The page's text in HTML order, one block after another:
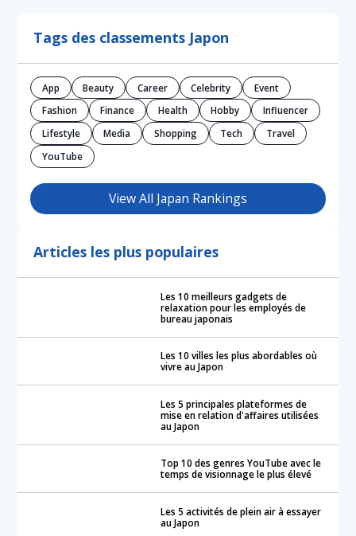
Tags des classements Japon
App Beauty Career Celebrity
Event
Fashion
Finance Health Hobby
Influencer
Lifestyle
Media Shopping Tech
Travel
YouTube
View All Japan Rankings
Articles les plus populaires
Les 10 meilleurs gadgets de
relaxation pour les employés de
bureau japonais
Les 10 villes les plus abordables où
vivre au Japon
Les 5 principales plateformes de
mise en relation d'affaires utilisées
au Japon
Top 10 des genres YouTube avec le
temps de visionnage le plus élevé
Les 5 activités de plein air à essayer
au Japon